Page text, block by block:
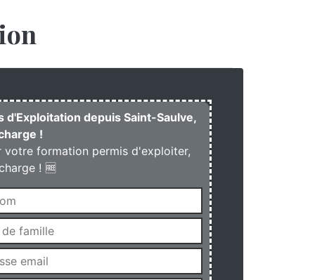
d'Exploitation depuis Saint-Saulve,
!
votre formation permis d'exploiter,
! 🆓